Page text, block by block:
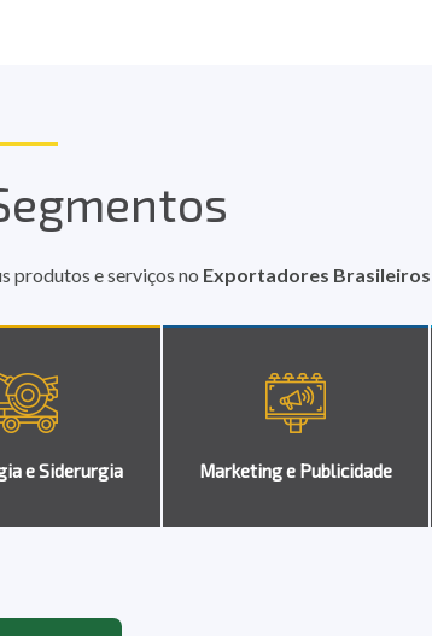
produtos e serviços no Exportadores Brasileiros
e Siderurgia Marketing e Publicidade